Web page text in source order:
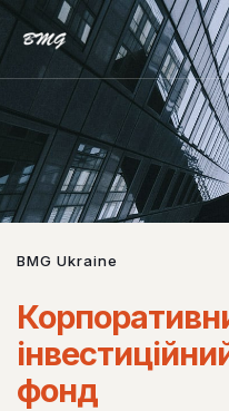
BMG Ukraine
фонд